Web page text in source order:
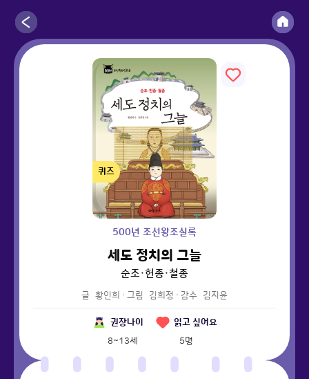
퀴즈
500년 조선왕조실록
세도 정치의 그늘
순조·헌종·철종
글 황인희 · 그림 김희정 · 감수 김지윤
권장나이
8~13세
읽고 싶어요
5명